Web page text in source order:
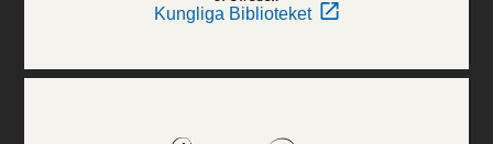
Kungliga Biblioteket